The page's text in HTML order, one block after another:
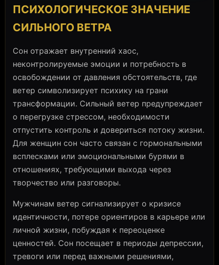
ПСИХОЛОГИЧЕСКОЕ ЗНАЧЕНИЕ
СИЛЬНОГО ВЕТРА
Сон отражает внутренний хаос,
неконтролируемые эмоции и потребность в
освобождении от давления обстоятельств, где
ветер символизирует психику на грани
трансформации. Сильный ветер предупреждает
о перегрузке стрессом, необходимости
отпустить контроль и довериться потоку жизни.
Для женщин сон часто связан с гормональными
всплесками или эмоциональными бурями в
отношениях, требующими выхода через
творчество или разговоры.
Мужчинам ветер сигнализирует о кризисе
идентичности, потере ориентиров в карьере или
личной жизни, побуждая к переоценке
ценностей. Сон посещает в периоды депрессии,
тревоги или перед важными решениями,